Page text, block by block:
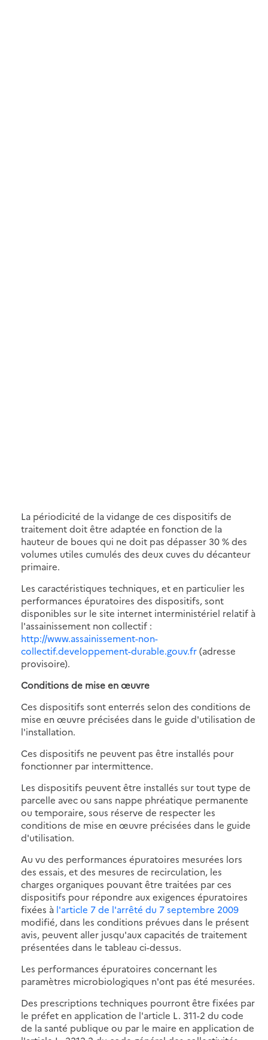
La périodicité de la vidange de ces dispositifs de
traitement doit être adaptée en fonction de la
hauteur de boues qui ne doit pas dépasser 30 % des
volumes utiles cumulés des deux cuves du décanteur
primaire.
Les caractéristiques techniques, et en particulier les
performances épuratoires des dispositifs, sont
disponibles sur le site internet interministériel relatif à
l'assainissement non collectif :
http://www.assainissement-non-
collectif.developpement-durable.gouv.fr(adresse
provisoire).
Conditions de mise en œuvre
Ces dispositifs sont enterrés selon des conditions de
mise en œuvre précisées dans le guide d'utilisation de
l'installation.
Ces dispositifs ne peuvent pas être installés pour
fonctionner par intermittence.
Les dispositifs peuvent être installés sur tout type de
parcelle avec ou sans nappe phréatique permanente
ou temporaire, sous réserve de respecter les
conditions de mise en œuvre précisées dans le guide
d'utilisation.
Au vu des performances épuratoires mesurées lors
des essais, et des mesures de recirculation, les
charges organiques pouvant être traitées par ces
dispositifs pour répondre aux exigences épuratoires
fixées à l'article 7 de l'arrêté du 7 septembre 2009
modifié, dans les conditions prévues dans le présent
avis, peuvent aller jusqu'aux capacités de traitement
présentées dans le tableau ci-dessus.
Les performances épuratoires concernant les
paramètres microbiologiques n'ont pas été mesurées.
Des prescriptions techniques pourront être fixées par
le préfet en application de l'article L. 311-2 du code
de la santé publique ou par le maire en application de